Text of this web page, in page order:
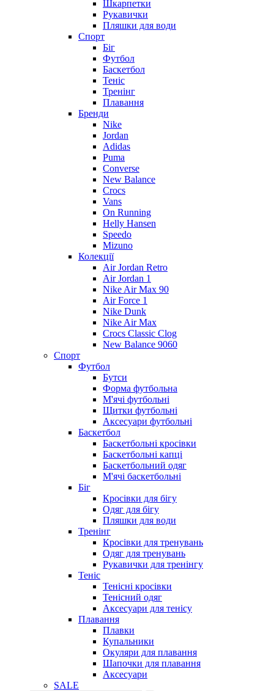
Шкарпетки
Рукавички
Пляшки для води
Спорт
Біг
Футбол
Баскетбол
Теніс
Тренінг
Плавання
Бренди
Nike
Jordan
Adidas
Puma
Converse
New Balance
Crocs
Vans
On Running
Helly Hansen
Speedo
Mizuno
Колекції
Air Jordan Retro
Air Jordan 1
Nike Air Max 90
Air Force 1
Nike Dunk
Nike Air Max
Crocs Classic Clog
New Balance 9060
Спорт
Футбол
Бутси
Форма футбольна
М'ячі футбольні
Щитки футбольні
Аксесуари футбольні
Баскетбол
Баскетбольні кросівки
Баскетбольні капці
Баскетбольний одяг
М'ячі баскетбольні
Біг
Кросівки для бігу
Одяг для бігу
Пляшки для води
Тренінг
Кросівки для тренувань
Одяг для тренувань
Рукавички для тренінгу
Теніс
Тенісні кросівки
Тенісний одяг
Аксесуари для тенісу
Плавання
Плавки
Купальники
Окуляри для плавання
Шапочки для плавання
Аксесуари
SALE